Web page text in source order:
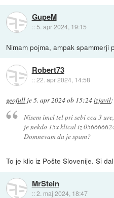
GupeM
:: 5. apr 2024, 19:15
Nimam pojma, ampak
Robert73
::22. apr 2024, 14:58
geofull je5. apr 2024 ob 15:24izjavil:
Nisem imel tel pri sebi cca 3
je nekdo 15x klical iz
Domnevam da je spam?
To je klic iz Pošte Slovenije. Si
MrStein
::2. maj 2024, 18:47